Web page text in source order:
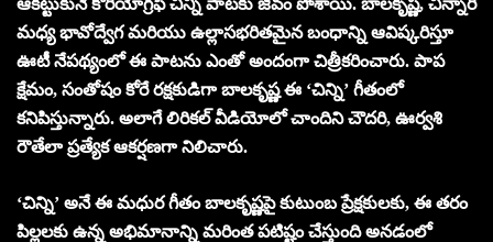
ఆకట్టుకునే కొరియోగ్రఫీ చిన్ని పాటకు జీవం పోశాయి. బాలకృష్ణ, చిన్నారి
మధ్య భావోద్వేగ మరియు ఉల్లాసభరితమైన బంధాన్ని ఆవిష్కరిస్తూ
ఊటీ నేపథ్యంలో ఈ పాటను ఎంతో అందంగా చిత్రీకరించారు. పాప
క్షేమం, సంతోషం కోరే రక్షకుడిగా బాలకృష్ణ ఈ ‘చిన్ని’ గీతంలో
కనిపిస్తున్నారు. అలాగే లిరికల్ వీడియోలో చాందిని చౌదరి, ఊర్వశి
రౌతేలా ప్రత్యేక ఆకర్షణగా నిలిచారు.
‘చిన్ని’ అనే ఈ మధుర గీతం బాలకృష్ణపై కుటుంబ ప్రేక్షకులకు, ఈ తరం
పిల్లలకు ఉన్న అభిమానాన్ని మరింత పటిష్టం చేస్తుంది అనడంలో